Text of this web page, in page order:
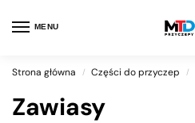
MENU
Strona główna / Części do przyczep /
Zawiasy